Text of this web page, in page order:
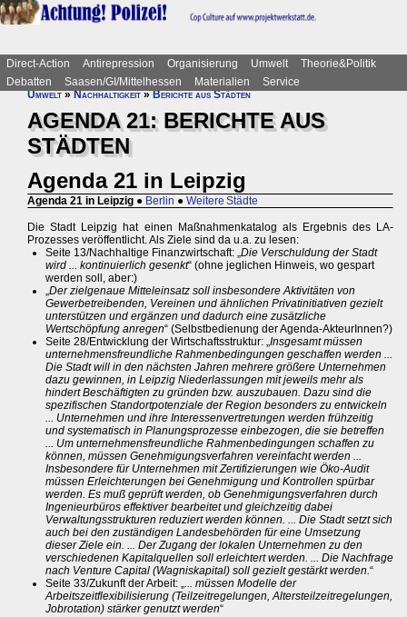
Direct-Action Antirepression Organisierung Umwelt
Theorie&Politik
Debatten
Saasen/GI/Mittelhessen Materialien
Service
Umwelt»Nachhaltigkeit»Berichte aus Städten
AGENDA 21: BERICHTE AUS
STÄDTEN
Agenda 21 in Leipzig
Agenda 21 in Leipzig ● Berlin ● Weitere Städte
Die Stadt Leipzig hat einen Maßnahmenkatalog als Ergebnis des LA-
Prozesses veröffentlicht. Als Ziele sind da u.a. zu lesen:
Seite 13/Nachhaltige Finanzwirtschaft: „Die Verschuldung der Stadt
wird ... kontinuierlich gesenkt“ (ohne jeglichen Hinweis, wo gespart
werden soll, aber:)
„Der zielgenaue Mitteleinsatz soll insbesondere Aktivitäten von
Gewerbetreibenden, Vereinen und ähnlichen Privatinitiativen gezielt
unterstützen und ergänzen und dadurch eine zusätzliche
Wertschöpfung anregen“ (Selbstbedienung der Agenda-AkteurInnen?)
Seite 28/Entwicklung der Wirtschaftsstruktur: „Insgesamt müssen
unternehmensfreundliche Rahmenbedingungen geschaffen werden ...
Die Stadt will in den nächsten Jahren mehrere größere Unternehmen
dazu gewinnen, in Leipzig Niederlassungen mit jeweils mehr als
hindert Beschäftigten zu gründen bzw. auszubauen. Dazu sind die
spezifischen Standortpotenziale der Region besonders zu entwickeln
... Unternehmen und ihre Interessenvertretungen werden frühzeitig
und systematisch in Planungsprozesse einbezogen, die sie betreffen
... Um unternehmensfreundliche Rahmenbedingungen schaffen zu
können, müssen Genehmigungsverfahren vereinfacht werden ...
Insbesondere für Unternehmen mit Zertifizierungen wie Öko-Audit
müssen Erleichterungen bei Genehmigung und Kontrollen spürbar
werden. Es muß geprüft werden, ob Genehmigungsverfahren durch
Ingenieurbüros effektiver bearbeitet und gleichzeitig dabei
Verwaltungsstrukturen reduziert werden können. ... Die Stadt setzt sich
auch bei den zuständigen Landesbehörden für eine Umsetzung
dieser Ziele ein. ... Der Zugang der lokalen Unternehmen zu den
verschiedenen Kapitalquellen soll erleichtert werden. ... Die Nachfrage
nach Venture Capital (Wagniskapital) soll gezielt gestärkt werden.“
Seite 33/Zukunft der Arbeit: „... müssen Modelle der
Arbeitszeitflexibilisierung (Teilzeitregelungen, Altersteilzeitregelungen,
Jobrotation) stärker genutzt werden“